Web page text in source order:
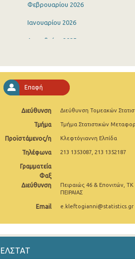
Φεβρουαρίου 2026
Ιανουαρίου 2026
Δεκεμβρίου 2025
Σεπτεμβρίου 2025
Αυγούστου 2025
Ιουλίου 2025
Ιουνίου 2025
Μαΐου 2025
Απριλίου 2025
Ιανουαρίου 2025
Δεκεμβρίου 2024
Επαφή
Διεύθυνση Διεύθυνση Τομεακών
Τμήμα Τμήμα Στατιστικών
Προϊστάμενος/η Κλεφτόγιαννη Ελπίδα
Τηλέφωνα 213 1353087, 213 1352187
Γραμματεία
Φαξ
Διεύθυνση
Πειραιώς 46 & Επονιτών, ΤΚ
ΠΕΙΡΑΙΑΣ
Email e.kleftogianni@statistics.gr
ΕΛΣΤΑΤ